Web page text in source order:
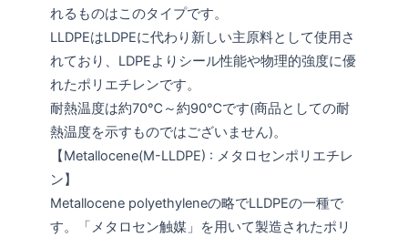
れるものはこのタイプです。
LLDPEはLDPEに代わり新しい主原料として使用さ
れており、LDPEよりシール性能や物理的強度に優
れたポリエチレンです。
耐熱温度は約70℃～約90℃です(商品としての耐
熱温度を示すものではございません)。
【Metallocene(M-LLDPE) : メタロセンポリエチレ
ン】
Metallocene polyethyleneの略でLLDPEの一種で
す。「メタロセン触媒」を用いて製造されたポリ